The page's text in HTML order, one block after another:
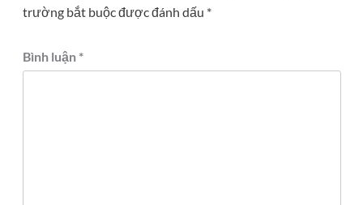
trường bắt buộc được đánh dấu *
Bình luận *